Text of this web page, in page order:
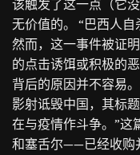
该触发了这一点（它
无价值的。 “巴西人
然而，这一事件被证
的点击诱饵或积极的
背后的原因并不容易。
影射诋毁中国，其标
在与疫情作斗争。”
和塞舌尔——已经收购